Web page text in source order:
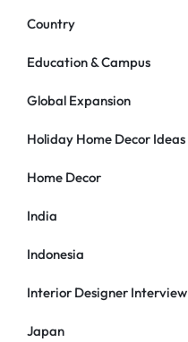
Country
Education & Campus
Global Expansion
Holiday Home Decor Ideas
Home Decor
India
Indonesia
Interior Designer Interview
Japan